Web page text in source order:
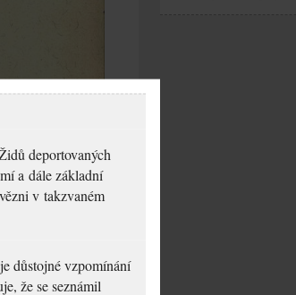
deportovaných
a dále základní
v takzvaném
důstojné vzpomínání
že se seznámil